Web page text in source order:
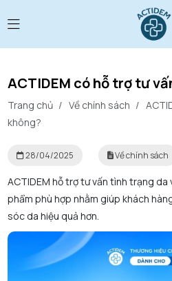
ACTIDEM có hỗ trợ tư
Trang chủ / Về chính sách /
không?
28/04/2025 Về chính sách
ACTIDEM hỗ trợ tư vấn tình trạng da
phẩm phù hợp nhằm giúp khách
sóc da hiệu quả hơn.